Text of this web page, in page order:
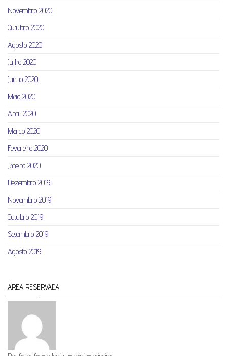
Novembro 2020
Outubro 2020
Agosto 2020
Julho 2020
Junho 2020
Maio 2020
Abril 2020
Março 2020
Fevereiro 2020
Janeiro 2020
Dezembro 2019
Novembro 2019
Outubro 2019
Setembro 2019
Agosto 2019
ÁREA RESERVADA